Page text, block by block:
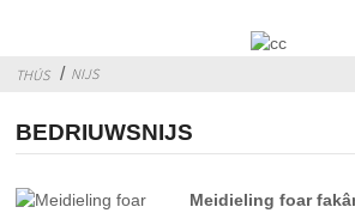
THÚS NIJS
BEDRIUWSNIJS
Meidieling foar